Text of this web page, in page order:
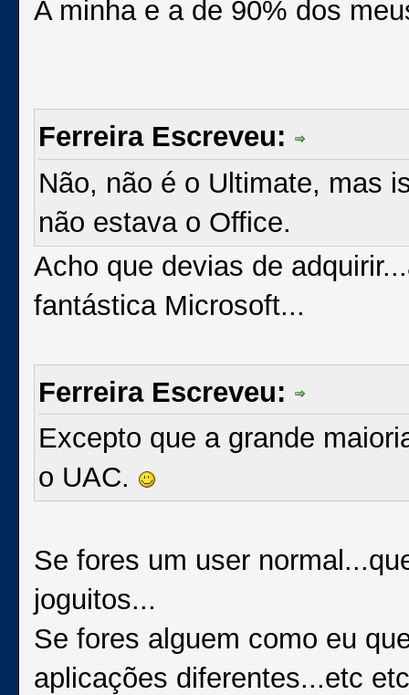
A minha e a de 90% dos
Ferreira Escreveu:
Não, não é o Ultimate, mas
não estava o Office.
Acho que devias de
fantástica Microsoft...
Ferreira Escreveu:
Excepto que a grande
o UAC.
Se fores um user
joguitos...
Se fores alguem como eu
aplicações diferentes...etc etc